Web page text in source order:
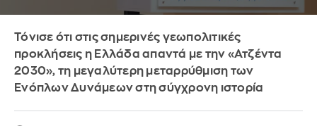
Τόνισε ότι στις σημερινές γεωπολιτικές
προκλήσεις η Ελλάδα απαντά με την «Ατζέντα
2030», τη μεγαλύτερη μεταρρύθμιση των
Ενόπλων Δυνάμεων στη σύγχρονη ιστορία